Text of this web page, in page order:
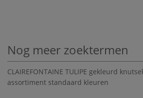
Nog meer zoektermen
CLAIREFONTAINE TULIPE gekleurd
assortiment standaard kleuren